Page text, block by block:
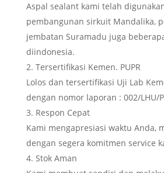
Aspal sealant kami telah
pembangunan sirkuit Mandalika,
jembatan Suramadu juga
diindonesia.
Tersertifikasi Kemen. PUPR
Lolos dan tersertifikasi Uji Lab
dengan nomor laporan : 002/LHU/
Respon Cepat
Kami mengapresiasi waktu Anda,
dengan segera komitmen service
Stok Aman